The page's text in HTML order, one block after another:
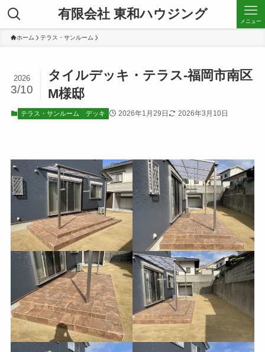
有限会社 東和ハウジング メニュー
ホーム テラス・サンルーム
タイルデッキ・テラス-福岡市南区
M様邸
2026
3/10
テラス・サンルーム デッキ 2026年1月29日 2026年3月10日